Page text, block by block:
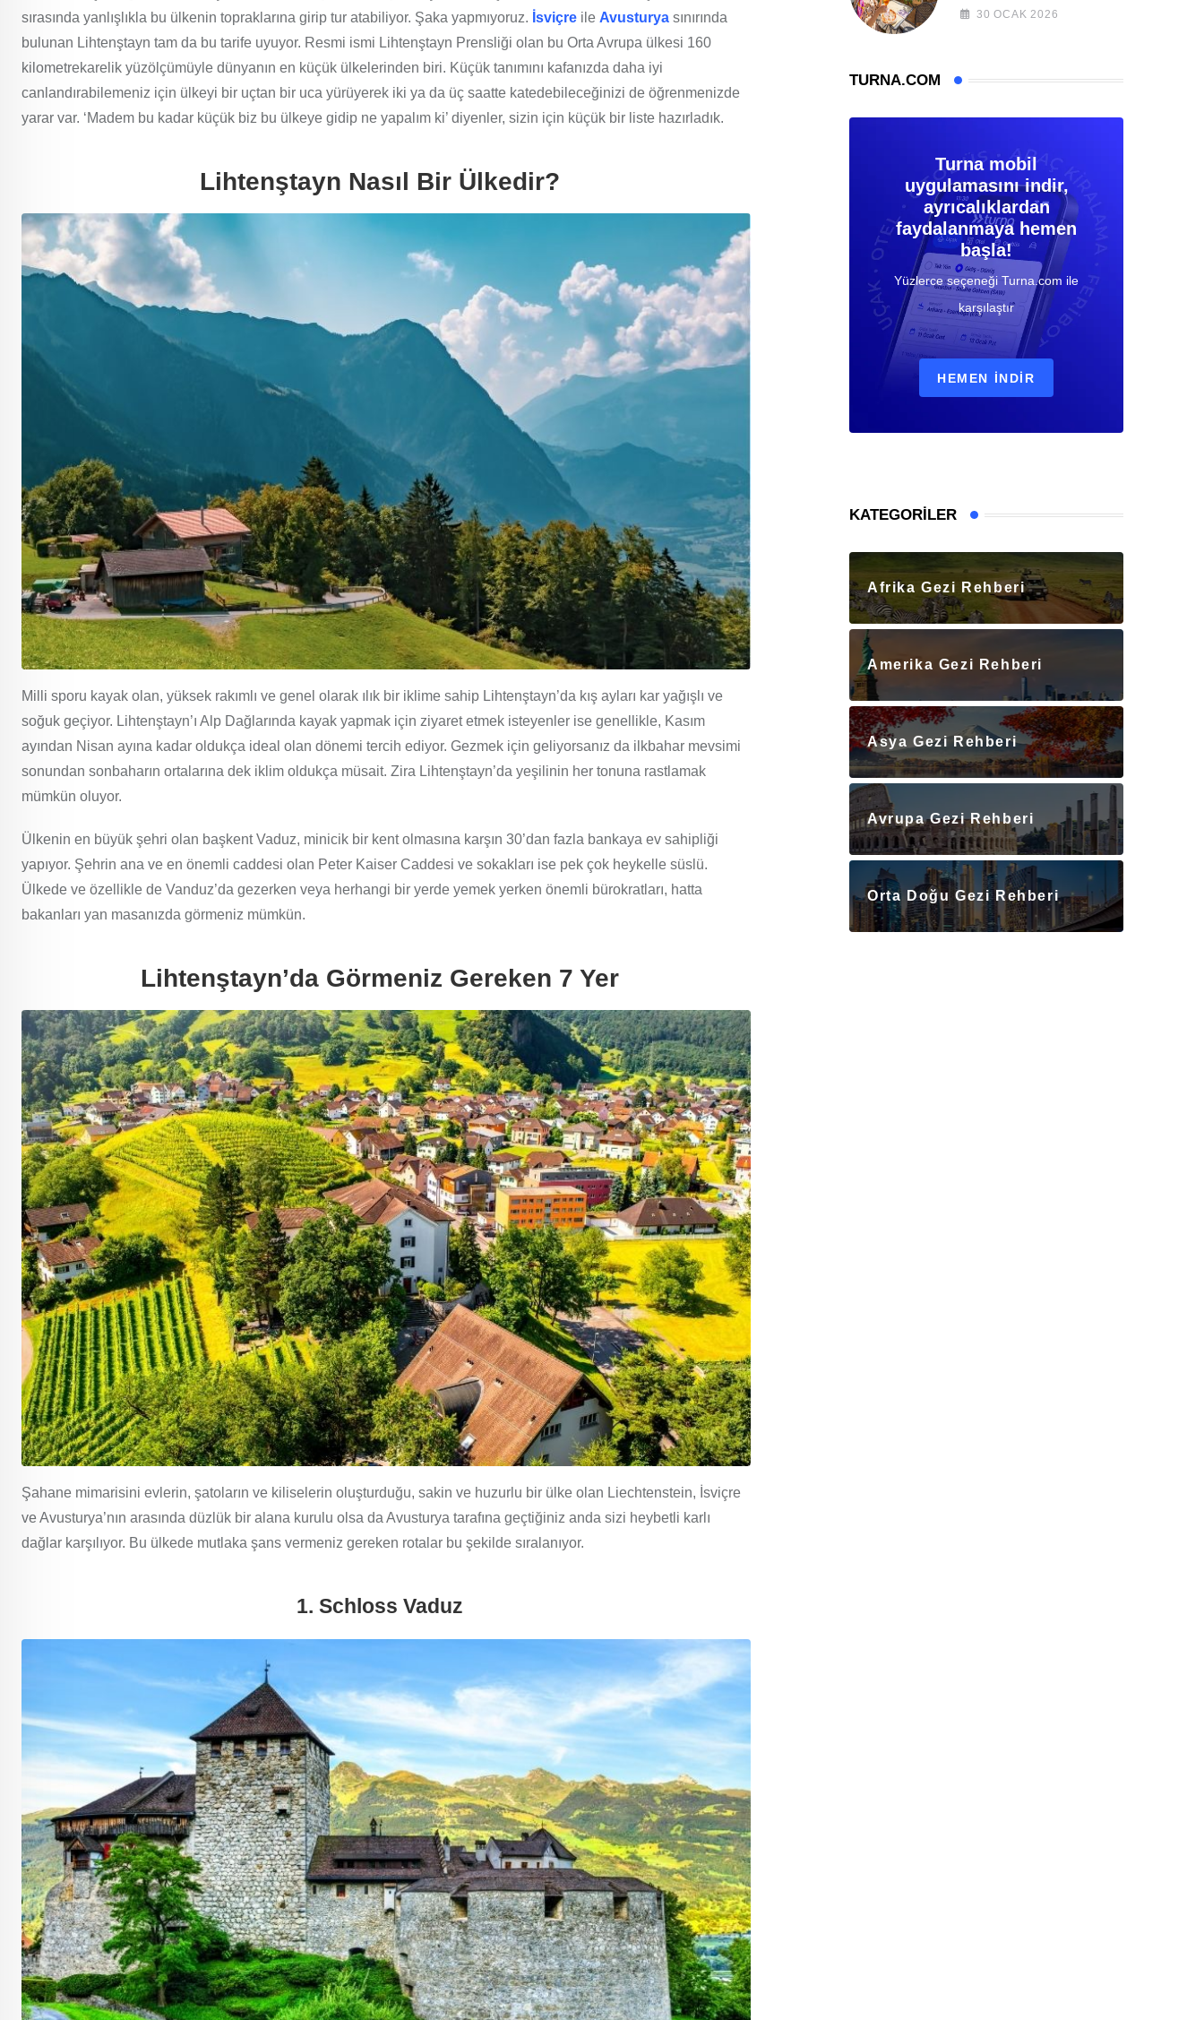
sırasında yanlışlıkla bu ülkenin topraklarına girip tur atabiliyor. Şaka yapmıyoruz. İsviçre ile Avusturya sınırında
bulunan Lihtenştayn tam da bu tarife uyuyor. Resmi ismi Lihtenştayn Prensliği olan bu Orta Avrupa ülkesi 160
kilometrekarelik yüzölçümüyle dünyanın en küçük ülkelerinden biri. Küçük tanımını kafanızda daha iyi
canlandırabilemeniz için ülkeyi bir uçtan bir uca yürüyerek iki ya da üç saatte katedebileceğinizi de öğrenmenizde
yarar var. ‘Madem bu kadar küçük biz bu ülkeye gidip ne yapalım ki’ diyenler, sizin için küçük bir liste hazırladık.
Lihtenştayn Nasıl Bir Ülkedir?
Milli sporu kayak olan, yüksek rakımlı ve genel olarak ılık bir iklime sahip Lihtenştayn’da kış ayları kar yağışlı ve
soğuk geçiyor. Lihtenştayn’ı Alp Dağlarında kayak yapmak için ziyaret etmek isteyenler ise genellikle, Kasım
ayından Nisan ayına kadar oldukça ideal olan dönemi tercih ediyor. Gezmek için geliyorsanız da ilkbahar mevsimi
sonundan sonbaharın ortalarına dek iklim oldukça müsait. Zira Lihtenştayn’da yeşilinin her tonuna rastlamak
mümkün oluyor.
Ülkenin en büyük şehri olan başkent Vaduz, minicik bir kent olmasına karşın 30’dan fazla bankaya ev sahipliği
yapıyor. Şehrin ana ve en önemli caddesi olan Peter Kaiser Caddesi ve sokakları ise pek çok heykelle süslü.
Ülkede ve özellikle de Vanduz’da gezerken veya herhangi bir yerde yemek yerken önemli bürokratları, hatta
bakanları yan masanızda görmeniz mümkün.
Lihtenştayn’da Görmeniz Gereken 7 Yer
Şahane mimarisini evlerin, şatoların ve kiliselerin oluşturduğu, sakin ve huzurlu bir ülke olan Liechtenstein, İsviçre
ve Avusturya’nın arasında düzlük bir alana kurulu olsa da Avusturya tarafına geçtiğiniz anda sizi heybetli karlı
dağlar karşılıyor. Bu ülkede mutlaka şans vermeniz gereken rotalar bu şekilde sıralanıyor.
1. Schloss Vaduz
30 OCAK 2026
TURNA.COM
Turna mobil
uygulamasını indir,
ayrıcalıklardan
faydalanmaya hemen
başla!
Yüzlerce seçeneği Turna.com ile
karşılaştır
HEMEN İNDIR
KATEGORILER
Afrika Gezi Rehberi
Amerika Gezi Rehberi
Asya Gezi Rehberi
Avrupa Gezi Rehberi
Orta Doğu Gezi Rehberi